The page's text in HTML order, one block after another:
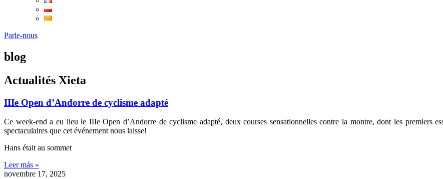
Parle-nous
blog
Actualités Xieta
IIIe Open d’Andorre de cyclisme adapté
Ce week-end a eu lieu le IIIe Open d’Andorre de cyclisme adapté, deux courses sensationnelles contre la montre, dont les premiers
spectaculaires que cet événement nous laisse!
Hans était au sommet
Leer más »
novembre 17, 2025